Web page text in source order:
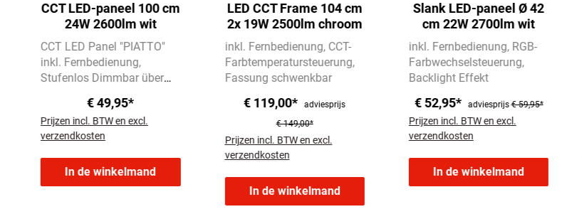
CCT LED-paneel 100 cm
24W 2600lm wit
CCT LED Panel "PIATTO"
inkl. Fernbedienung
Stufenlos Dimmbar über
Farbtemperatursteuerung
3.000-6.500 Kelvin
€ 49,95*
Prijzen incl. BTW en excl.
verzendkosten
In de winkelmand
LED CCT Frame 104 cm
2x 19W 2500lm chroom
inkl. Fernbedienung CCT-
Farbtemperatursteuerung
Fassung schwenkbar
€ 119,00*
adviesprijs
€ 149,00*
Prijzen incl. BTW en excl.
verzendkosten
In de winkelmand
Slank LED-paneel Ø 42
cm 22W 2700lm wit
inkl. Fernbedienung RGB-
Farbwechselsteuerung
Backlight Effekt
€ 52,95* adviesprijs€ 59,95*
Prijzen incl. BTW en excl.
verzendkosten
In de winkelmand